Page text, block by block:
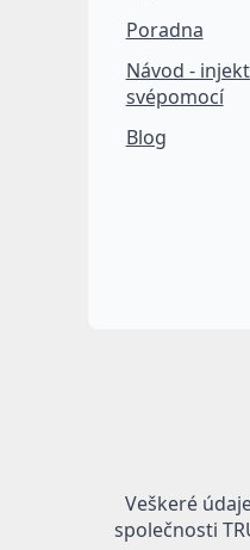
Poradna
Návod -
svépomocí
Blog
Veškeré
společnosti